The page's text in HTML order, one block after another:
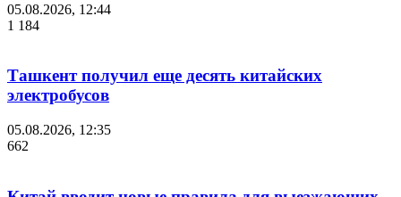
05.08.2026, 12:44
1 184
Ташкент получил еще десять китайских
электробусов
05.08.2026, 12:35
662